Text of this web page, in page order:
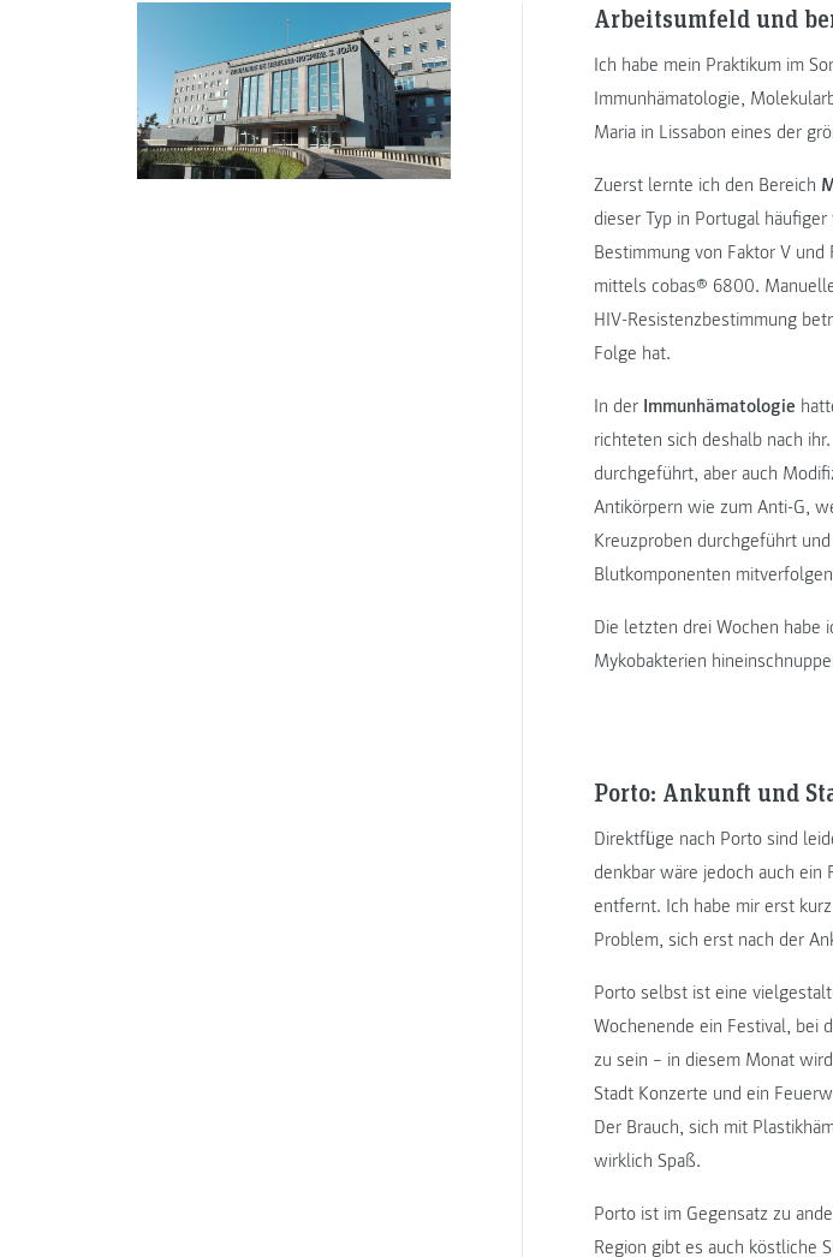
Arbeitsumfeld und
Ich habe mein Praktikum im
Immunhämatologie,
Maria in Lissabon eines der
Zuerst lernte ich den Bereich
dieser Typ in Portugal
Bestimmung von Faktor V
mittels cobas® 6800.
HIV-Resistenzbestimmung
Folge hat.
In der Immunhämatologie
richteten sich deshalb nach
durchgeführt, aber auch
Antikörpern wie zum Anti-G,
Kreuzproben durchgeführt
Blutkomponenten
Die letzten drei Wochen habe
Mykobakterien
Porto: Ankunft und
Direktflüge nach Porto sind
denkbar wäre jedoch auch
entfernt. Ich habe mir erst
Problem, sich erst nach der
Porto selbst ist eine
Wochenende ein Festival, bei
zu sein – in diesem Monat
Stadt Konzerte und ein
Der Brauch, sich mit
wirklich Spaß.
Porto ist im Gegensatz zu
Region gibt es auch köstliche